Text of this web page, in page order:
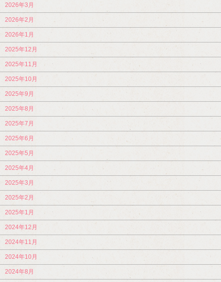
2026年3月
2026年2月
2026年1月
2025年12月
2025年11月
2025年10月
2025年9月
2025年8月
2025年7月
2025年6月
2025年5月
2025年4月
2025年3月
2025年2月
2025年1月
2024年12月
2024年11月
2024年10月
2024年8月